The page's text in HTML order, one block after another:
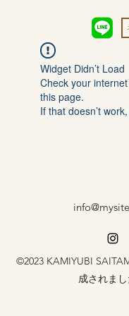
Widget Didn’t Load
Check your
this page.
If that doesn’t
©2023 KAMIYUBI
成されまし